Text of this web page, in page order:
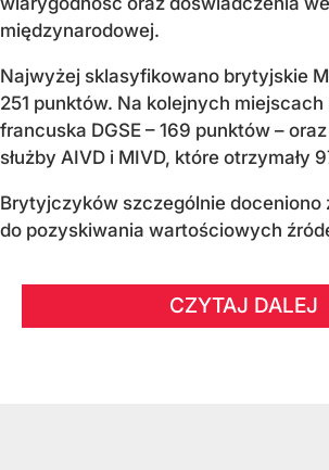
międzynarodowej.
Najwyżej sklasyfikowano brytyjskie
251 punktów. Na kolejnych miejscach
francuska DGSE – 169 punktów –
służby AIVD i MIVD, które otrzymały
Brytyjczyków szczególnie doceniono
do pozyskiwania wartościowych
CZYTAJ DALEJ